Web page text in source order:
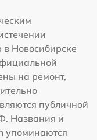
Новосибирске
на ремонт,
публичной
Названия и
упоминаются